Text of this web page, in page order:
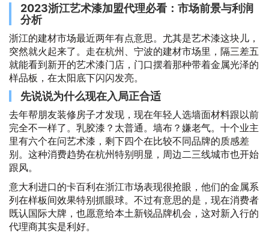
2023浙江艺术漆加盟代理必看：市场前景与利润
分析
浙江的建材市场最近两年有点意思。尤其是艺术漆这块儿，
突然就火起来了。走在杭州、宁波的建材市场里，隔三差五
就能看到新开的艺术漆门店，门口摆着那种带着金属光泽的
样品板，在太阳底下闪闪发亮。
先说说为什么现在入局正合适
去年帮朋友装修房子才发现，现在年轻人选墙面材料跟以前
完全不一样了。乳胶漆？太普通。墙布？嫌老气。十个业主
里有六个在问艺术漆，剩下四个在比较不同品牌的质感差
别。这种消费趋势在杭州特别明显，周边二三线城市也开始
跟风。
意大利进口的卡百利在浙江市场表现很抢眼，他们的金属系
列在样板间效果特别抓眼球。不过有意思的是，现在消费者
既认国际大牌，也愿意给本土新锐品牌机会，这对新入行的
代理商其实是利好。